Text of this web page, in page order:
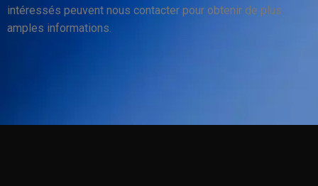
intéressés peuvent nous contacter pour obtenir de plus
amples informations.